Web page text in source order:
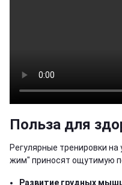
Польза для
Регулярные тренировки
жим" приносят ощутимую
Развитие грудных